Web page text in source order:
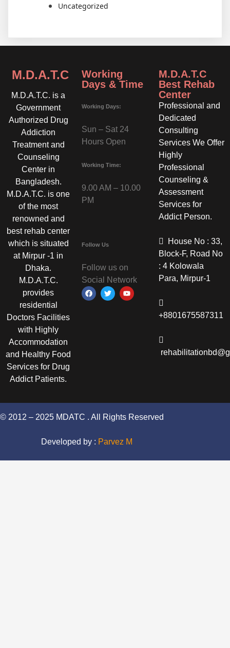
Uncategorized
M.D.A.T.C
M.D.A.T.C. is a
Government
Authorized Drug
Addiction
Treatment and
Counseling
Center in
Bangladesh.
M.D.A.T.C. is one
of the most
renowned and
best rehab center
which is situated
at Mirpur -1 in
Dhaka.
M.D.A.T.C.
provides
residential
Doctors Facilities
with Highly
Accommodation
and Healthy Food
Services for Drug
Addict Patients.
Working
Days & Time
Working Days:
Sun – Sat 24
Hours Open
Working Time:
9.00 AM – 10.00
PM
Follow Us
Follow us on
Social Network
M.D.A.T.C
Best Rehab
Center
Professional and
Dedicated
Consulting
Services We Offer
Highly
Professional
Counseling &
Assessment
Services for
Addict Person.
House No : 33,
Block-F, Road No
: 4 Kolowala
Para, Mirpur-1
+8801675587311
© 2012 – 2025 MDATC . All Rights Reserved
Developed by : Parvez M